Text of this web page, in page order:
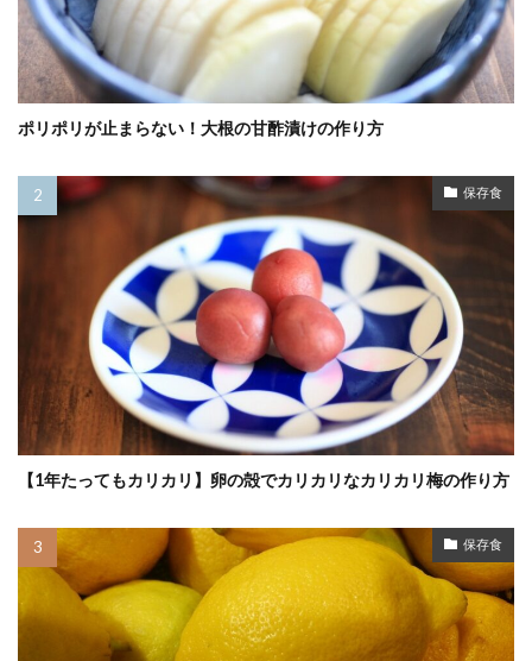
ポリポリが止まらない！大根の甘酢漬けの作り方
保存食
【1年たってもカリカリ】卵の殻でカリカリなカリカリ梅の作り方
保存食